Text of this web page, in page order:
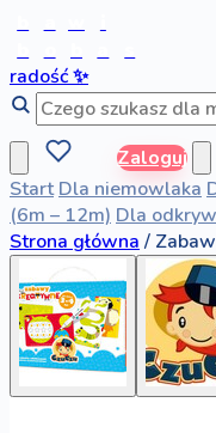
radość✨
Zaloguj
Start Dla niemowlaka
(6m – 12m) Dla
Strona główna /